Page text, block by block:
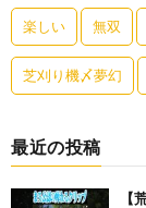
楽しい 無双
芝刈り機〆夢幻
最近の投稿
【